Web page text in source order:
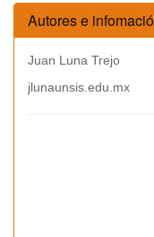
Autores e
Juan Luna Trejo
jlunaunsis.edu.mx